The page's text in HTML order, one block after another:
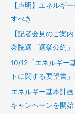
【声明】エネルギ
すべき
【記者会見のご案
衆院選「選挙公約
10/12「エネルギー
トに関する要望書
エネルギー基本計
キャンペーンを開始